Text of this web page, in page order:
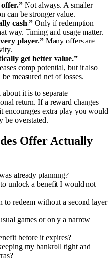
Not always. A smaller
can be stronger value.
cash.” Only if redemption
way. Timing and usage matter.
player.” Many offers are
get better value.”
comp potential, but it also
measured net of losses.
it is to separate
return. If a reward changes
encourages extra play you would
be overstated.
Offer Actually
already planning?
unlock a benefit I would not
to redeem without a second layer
games or only a narrow
before it expires?
my bankroll tight and